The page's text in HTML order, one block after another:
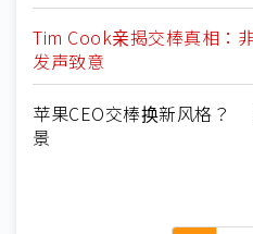
Tim Cook亲揭交棒真相：
发声致意
苹果CEO交棒换新风格？
景